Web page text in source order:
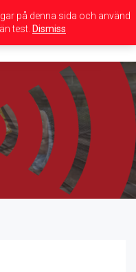
på denna sida och använd
test. Dismiss